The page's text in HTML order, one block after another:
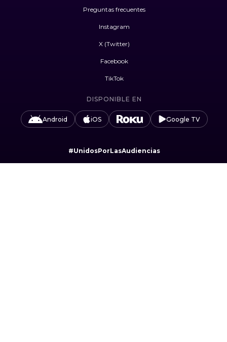
Preguntas frecuentes
Instagram
X (Twitter)
Facebook
TikTok
DISPONIBLE EN
Android iOS Google TV
#UnidosPorLasAudiencias